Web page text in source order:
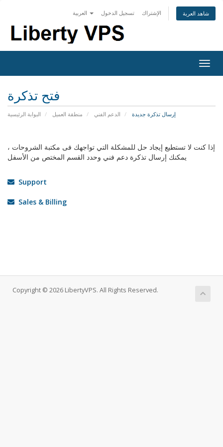
تسجيل الدخول الإشتراك شاهد العربة
فتح تذكرة
البوابة الرئيسية منطقة العميل الدعم الفني إرسال تذكرة جديدة
إذا كنت لا تستطيع إيجاد حل للمشكلة التي تواجهك فى مكتبة الشروحات ،
يمكنك إرسال تذكرة دعم فني وحدد القسم المختص من الأسفل
Support
Sales & Billing
Copyright © 2026 LibertyVPS. All Rights Reserved.